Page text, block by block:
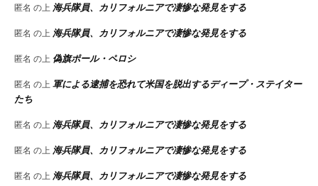
匿名 の上 海兵隊員、カリフォルニアで凄惨な発見をする
匿名 の上 海兵隊員、カリフォルニアで凄惨な発見をする
匿名 の上 偽旗ポール・ペロシ
匿名 の上 軍による逮捕を恐れて米国を脱出するディープ・ステイター
たち
匿名 の上 海兵隊員、カリフォルニアで凄惨な発見をする
匿名 の上 海兵隊員、カリフォルニアで凄惨な発見をする
匿名 の上 海兵隊員、カリフォルニアで凄惨な発見をする